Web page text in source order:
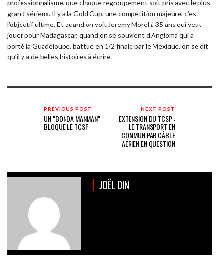
professionnalisme, que chaque regroupement soit pris avec le plus
grand sérieux. Il y a la Gold Cup, une competition majeure, c’est
l’objectif ultime. Et quand on voit Jeremy Morel à 35 ans qui veut
jouer pour Madagascar, quand on se souvient d’Angloma qui a
porté la Guadeloupe, battue en 1/2 finale par le Mexique, on se dit
qu’il y a de belles histoires à écrire.
PREVIOUS POST
UN "BONDA MANMAN"
BLOQUE LE TCSP
NEXT POST
EXTENSION DU TCSP :
LE TRANSPORT EN
COMMUN PAR CÂBLE
AÉRIEN EN QUESTION
JOËL DIN